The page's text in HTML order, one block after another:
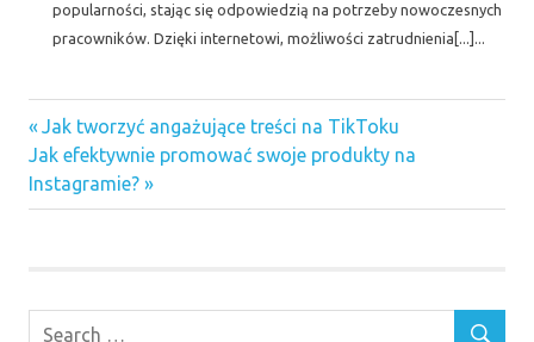
popularności, stając się odpowiedzią na potrzeby nowoczesnych
pracowników. Dzięki internetowi, możliwości zatrudnienia[...]...
Nawigacja
wpisu
Previous
Post:
Jak tworzyć angażujące treści na TikToku
Next
Post:
Jak efektywnie promować swoje produkty na
Instagramie?